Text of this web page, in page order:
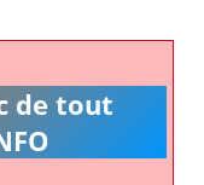
de tout